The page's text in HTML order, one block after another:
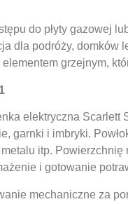
do płyty gazowej
dla podróży, domków
grzejnym,
elektryczna Scarlett
garnki i imbryki.
itp.
i gotowanie
mechaniczne za